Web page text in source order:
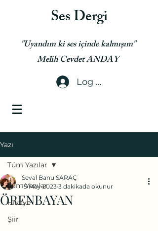
Ses Dergi
"Uyandım ki ses içinde kalmışım"
Melih Cevdet ANDAY
Log In
Yazı
Tüm Yazılar
Hikaye
Şiir
Tüm Yazılar
ÖRENBAYAN
Seval Banu SARAÇ
15 May 2023 3 dakikada okunur